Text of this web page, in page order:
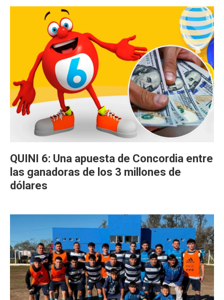
QUINI 6: Una apuesta de Concordia entre
las ganadoras de los 3 millones de
dólares